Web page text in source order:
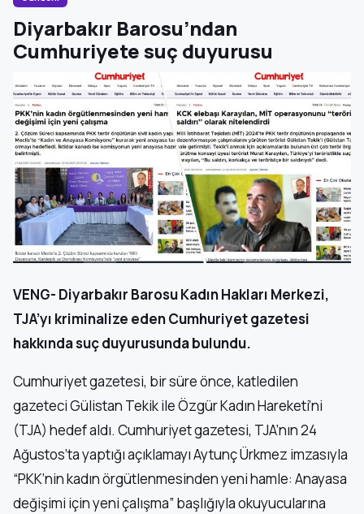
Diyarbakır Barosu’ndan
Cumhuriyete suç duyurusu
VENG- Diyarbakır Barosu Kadın Hakları Merkezi,
TJA’yı kriminalize eden Cumhuriyet gazetesi
hakkında suç duyurusunda bulundu.
Cumhuriyet gazetesi, bir süre önce, katledilen
gazeteci Gülistan Tekik ile Özgür Kadın Hareketi’ni
(TJA) hedef aldı. Cumhuriyet gazetesi, TJA’nın 24
Ağustos’ta yaptığı açıklamayı Aytunç Ürkmez imzasıyla
“PKK’nin kadın örgütlenmesinden yeni hamle: Anayasa
değişimi için yeni çalışma” başlığıyla okuyucularına